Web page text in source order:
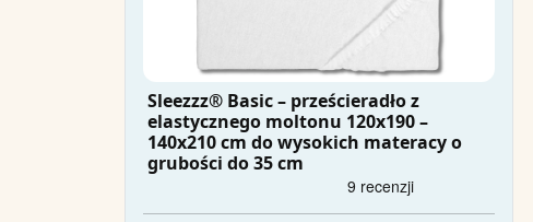
Sleezzz® Basic – prześcieradło z
elastycznego moltonu 120x190 –
140x210 cm do wysokich materacy o
grubości do 35 cm